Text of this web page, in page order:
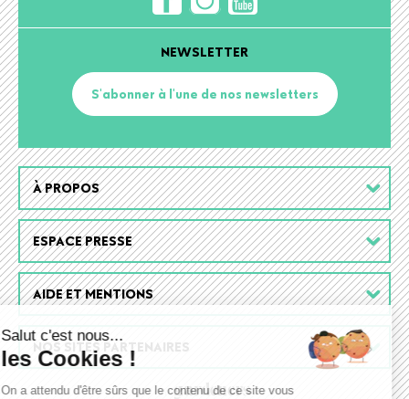
NEWSLETTER
S'abonner à l'une de nos newsletters
Footer
menu
À PROPOS
ESPACE PRESSE
AIDE ET MENTIONS
NOS SITES PARTENAIRES
Salut c'est nous...
les Cookies !
On a attendu d'être sûrs que le contenu de ce site vous